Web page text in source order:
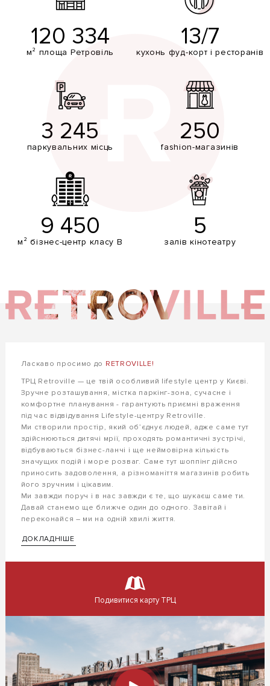
120 334
м² площа Ретровіль
13/7
кухонь фуд-корт і ресторанів
3 245
паркувальних місць
250
fashion-магазинів
9 450
м² бізнес-центр класу В
5
залів кінотеатру
Ласкаво просимо до RETROVILLE!
ТРЦ Retroville — це твій особливий lifestyle центр у Києві.
Зручне розташування, містка паркінг-зона, сучасне і
комфортне планування - гарантують приємні враження
під час відвідування Lifestуle-центру Retroville.
Ми створили простір, який об’єднує людей, адже саме тут
здійснюються дитячі мрії, проходять романтичні зустрічі,
відбуваються бізнес-ланчі і ще неймовірна кількість
значущих подій і море розваг. Саме тут шоппінг дійсно
приносить задоволення, а різноманіття магазинів робить
його зручним і цікавим.
Ми завжди поруч і в нас завжди є те, що шукаєш саме ти.
Давай станемо ще ближче один до одного. Завітай і
переконайся – ми на одній хвилі життя.
ДОКЛАДНІШЕ
Подивитися карту ТРЦ